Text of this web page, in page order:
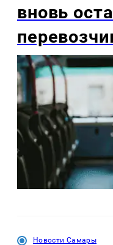
вновь
Новости Самары